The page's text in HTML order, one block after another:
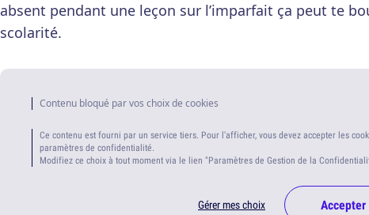
absent pendant une leçon sur l’imparfait ça peut te
scolarité.
Contenu bloqué par vos choix de cookies
Ce contenu est fourni par un service tiers. Pour l'afficher, vous devez accepter les
paramètres de confidentialité.
Modifiez ce choix à tout moment via le lien "Paramètres de Gestion de la
Gérer mes choix